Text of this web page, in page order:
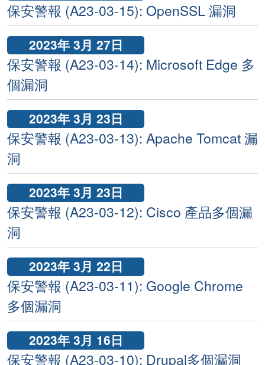
保安警報 (A23-03-15): OpenSSL 漏洞
2023年 3月 27日
保安警報 (A23-03-14): Microsoft Edge 多
個漏洞
2023年 3月 23日
保安警報 (A23-03-13): Apache Tomcat 漏
洞
2023年 3月 23日
保安警報 (A23-03-12): Cisco 產品多個漏
洞
2023年 3月 22日
保安警報 (A23-03-11): Google Chrome
多個漏洞
2023年 3月 16日
保安警報 (A23-03-10): Drupal多個漏洞